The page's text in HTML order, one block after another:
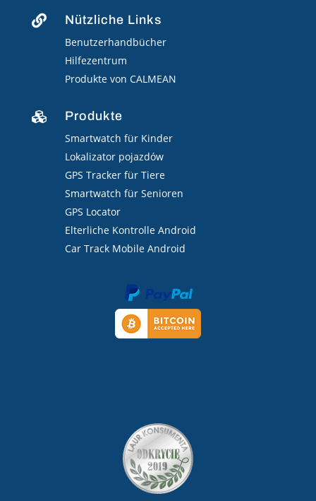
 Nützliche Links
Benutzerhandbücher
Hilfezentrum
Produkte von CALMEAN
 Produkte
Smartwatch für Kinder
Lokalizator pojazdów
GPS Tracker für Tiere
Smartwatch für Senioren
GPS Locator
Elterliche Kontrolle Android
Car Track Mobile Android